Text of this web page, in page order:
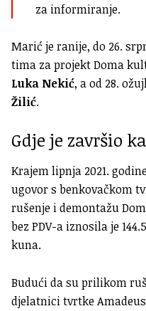
za informiranje.
Marić je ranije, do 26.
tima za projekt Doma
Luka Nekić, a od 28.
Žilić.
Gdje je završio
Krajem lipnja 2021.
ugovor s benkovačkom
rušenje i demontažu
bez PDV-a iznosila je
kuna.
Budući da su prilikom
djelatnici tvrtke